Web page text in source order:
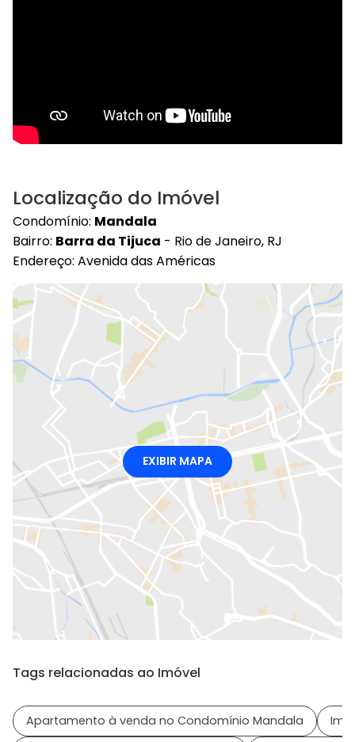
Localização do Imóvel
Condomínio: Mandala
Bairro: Barra da Tijuca - Rio de Janeiro, RJ
Endereço: Avenida das Américas
EXIBIR MAPA
Tags relacionadas ao Imóvel
Apartamento à venda no Condomínio Mandala